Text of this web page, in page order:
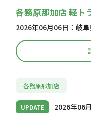
各務原那加店 軽ト
2026年06月06日：岐
各務原那加店
UPDATE 2026年06